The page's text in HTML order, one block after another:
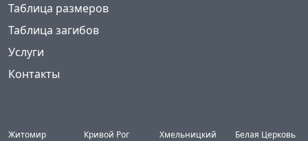
Таблица размеров
Таблица загибов
Услуги
Контакты
Житомир
Кривой Рог
Хмельницкий
Белая Церковь